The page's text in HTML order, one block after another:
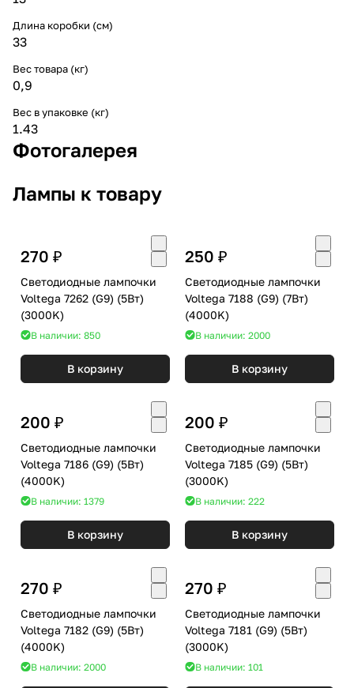
Длина коробки (см)
33
Вес товара (кг)
0,9
Вес в упаковке (кг)
1.43
Фотогалерея
Лампы к товару
270 ₽
Светодиодные лампочки
Voltega 7262 (G9) (5Вт)
(3000K)
В наличии: 850
В корзину
250 ₽
Светодиодные лампочки
Voltega 7188 (G9) (7Вт)
(4000K)
В наличии: 2000
В корзину
200 ₽
Светодиодные лампочки
Voltega 7186 (G9) (5Вт)
(4000K)
В наличии: 1379
В корзину
200 ₽
Светодиодные лампочки
Voltega 7185 (G9) (5Вт)
(3000K)
В наличии: 222
В корзину
270 ₽
Светодиодные лампочки
Voltega 7182 (G9) (5Вт)
(4000K)
В наличии: 2000
270 ₽
Светодиодные лампочки
Voltega 7181 (G9) (5Вт)
(3000K)
В наличии: 101